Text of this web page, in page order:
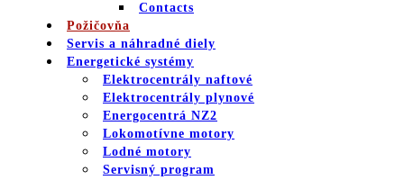
Contacts
Požičovňa
Servis a náhradné diely
Energetické systémy
Elektrocentrály naftové
Elektrocentrály plynové
Energocentrá NZ2
Lokomotívne motory
Lodné motory
Servisný program